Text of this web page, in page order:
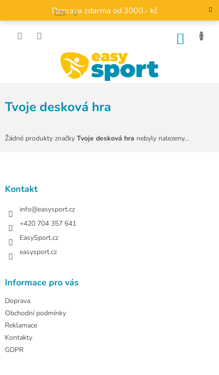
obsah
Doprava zdarma od 3000,- kč
CZK
Tvoje desková hra
Žádné produkty značky Tvoje desková hra nebyly nalezeny...
Kontakt
info@easysport.cz
+420 704 357 641
EasySport.cz
easysport.cz
Informace pro vás
Doprava
Obchodní podmínky
Reklamace
Kontakty
GDPR